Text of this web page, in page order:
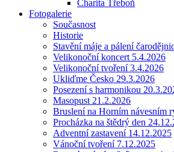
Charita Třeboň
Fotogalerie
Současnost
Historie
Stavění máje a pálení
Velikonoční koncert 5.4.2026
Velikonoční tvoření 3.4.2026
Ukliďme Česko 29.3.2026
Posezení s harmonikou
Masopust 21.2.2026
Bruslení na Horním návesním
Procházka na štědrý den
Adventní zastavení 14.12.2025
Vánoční tvoření 7.12.2025